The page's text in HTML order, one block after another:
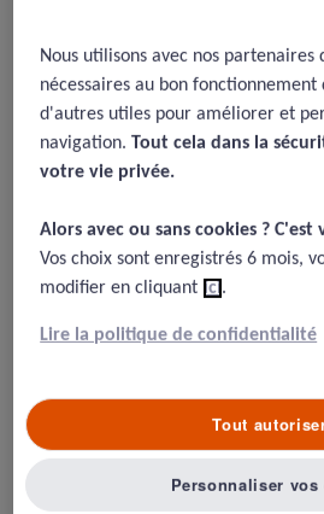
Une collaboration claire
soignant et infirmier est
éviter tout glissement de
pourrait engager la
chacun. La remise des
constitue un moment
délicat.
Auteur : La Prévention Médicale & MACSF /
Illustration en images
conséquences d'un
tâche
Nous utilisons avec nos partenaires
nécessaires au bon
d'autres utiles pour améliorer et
navigation.Tout cela dans la
votre vie privée.​
Alors avec ou sans cookies ? C'est
Vos choix sont enregistrés 6 mois,
modifier en cliquant ici.
Lire la politique de confidentialité
Tout
Personnaliser